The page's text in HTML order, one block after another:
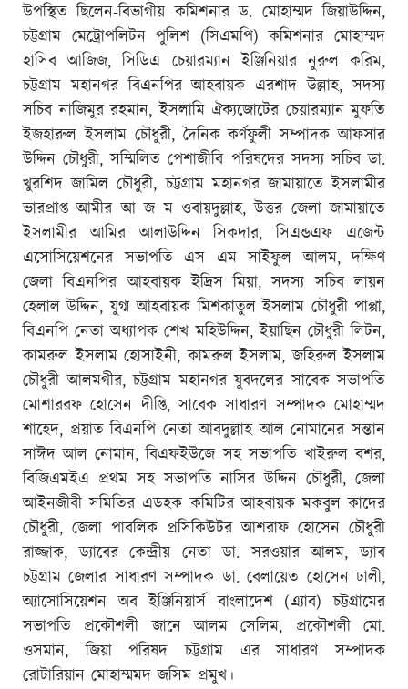
উপস্থিত ছিলেন-বিভাগীয় কমিশনার ড. মোহাম্মদ জিয়াউদ্দিন,
চট্টগ্রাম মেট্রোপলিটন পুলিশ (সিএমপি) কমিশনার মোহাম্মদ
হাসিব আজিজ, সিডিএ চেয়ারম্যান ইঞ্জিনিয়ার নুরুল করিম,
চট্টগ্রাম মহানগর বিএনপির আহবায়ক এরশাদ উল্লাহ, সদস্য
সচিব নাজিমুর রহমান, ইসলামি ঐক্যজোটের চেয়ারম্যান মুফতি
ইজহারুল ইসলাম চৌধুরী, দৈনিক কর্ণফুলী সম্পাদক আফসার
উদ্দিন চৌধুরী, সম্মিলিত পেশাজীবি পরিষদের সদস্য সচিব ডা.
খুরশিদ জামিল চৌধুরী, চট্টগ্রাম মহানগর জামায়াতে ইসলামীর
ভারপ্রাপ্ত আমীর আ জ ম ওবায়দুল্লাহ, উত্তর জেলা জামায়াতে
ইসলামীর আমির আলাউদ্দিন সিকদার, সিএন্ডএফ এজেন্ট
এসোসিয়েশনের সভাপতি এস এম সাইফুল আলম, দক্ষিণ
জেলা বিএনপির আহবায়ক ইদ্রিস মিয়া, সদস্য সচিব লায়ন
হেলাল উদ্দিন, যুগ্ম আহবায়ক মিশকাতুল ইসলাম চৌধুরী পাপ্পা,
বিএনপি নেতা অধ্যাপক শেখ মহিউদ্দিন, ইয়াছিন চৌধুরী লিটন,
কামরুল ইসলাম হোসাইনী, কামরুল ইসলাম, জহিরুল ইসলাম
চৌধুরী আলমগীর, চট্টগ্রাম মহানগর যুবদলের সাবেক সভাপতি
মোশাররফ হোসেন দীপ্তি, সাবেক সাধারণ সম্পাদক মোহাম্মদ
শাহেদ, প্রয়াত বিএনপি নেতা আবদুল্লাহ আল নোমানের সন্তান
সাঈদ আল নোমান, বিএফইউজে সহ সভাপতি খাইরুল বশর,
বিজিএমইএ প্রথম সহ সভাপতি নাসির উদ্দিন চৌধুরী, জেলা
আইনজীবী সমিতির এডহক কমিটির আহবায়ক মকবুল কাদের
চৌধুরী, জেলা পাবলিক প্রসিকিউটর আশরাফ হোসেন চৌধুরী
রাজ্জাক, ড্যাবের কেন্দ্রীয় নেতা ডা. সরওয়ার আলম, ড্যাব
চট্টগ্রাম জেলার সাধারণ সম্পাদক ডা. বেলায়েত হোসেন ঢালী,
অ্যাসোসিয়েশন অব ইঞ্জিনিয়ার্স বাংলাদেশ (এ্যাব) চট্টগ্রামের
সভাপতি প্রকৌশলী জানে আলম সেলিম, প্রকৌশলী মো.
ওসমান, জিয়া পরিষদ চট্টগ্রাম এর সাধারণ সম্পাদক
রোটারিয়ান মোহাম্মমদ জসিম প্রমুখ।